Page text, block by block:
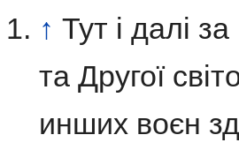
↑ Тут і далі
та Другої
инших воєн